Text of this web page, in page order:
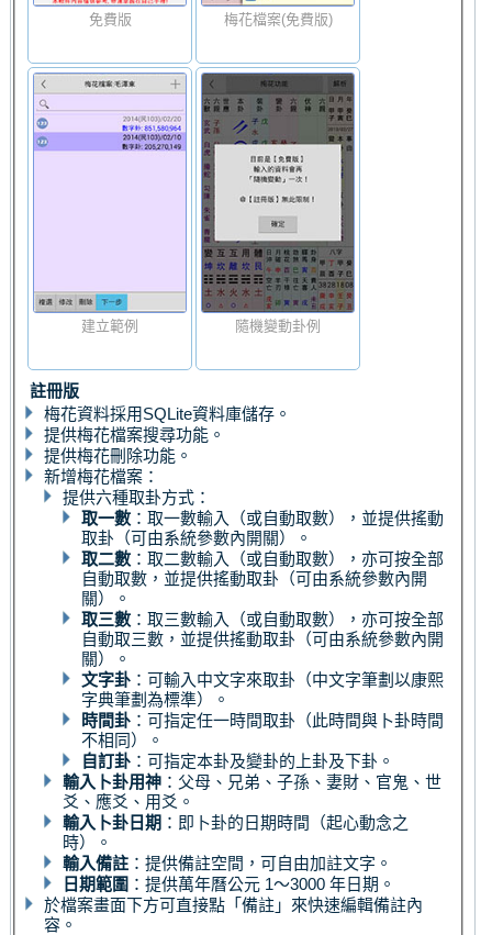
免費版 梅花檔案(免費版)
建立範例 隨機變動卦例
註冊版
梅花資料採用SQLite資料庫儲存。
提供梅花檔案搜尋功能。
提供梅花刪除功能。
新增梅花檔案：
提供六種取卦方式：
取一數 ：取一數輸入（或自動取數），並提供搖動
取卦（可由系統參數內開關）。
取二數 ：取二數輸入（或自動取數），亦可按全部
自動取數，並提供搖動取卦（可由系統參數內開
關）。
取三數 ：取三數輸入（或自動取數），亦可按全部
自動取三數，並提供搖動取卦（可由系統參數內開
關）。
文字卦 ：可輸入中文字來取卦（中文字筆劃以康熙
字典筆劃為標準）。
時間卦 ：可指定任一時間取卦（此時間與卜卦時間
不相同）。
自訂卦 ：可指定本卦及變卦的上卦及下卦。
輸入卜卦用神 ：父母、兄弟、子孫、妻財、官鬼、世
爻、應爻、用爻。
輸入卜卦日期 ：即卜卦的日期時間（起心動念之
時）。
輸入備註 ：提供備註空間，可自由加註文字。
日期範圍 ：提供萬年曆公元 1～3000 年日期。
於檔案畫面下方可直接點「備註」來快速編輯備註內
容。